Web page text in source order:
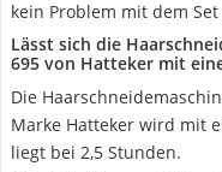
kein Problem mit dem
Lässt sich die
695 von Hatteker mit
Die
Marke Hatteker wird mit
liegt bei 2,5 Stunden.